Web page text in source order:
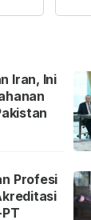
Iran, Ini
Profesi